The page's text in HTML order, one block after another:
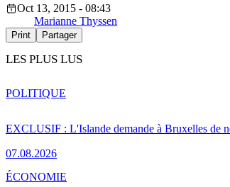
Oct 13, 2015 - 08:43
Marianne Thyssen
Print Partager
LES PLUS LUS
EXCLUSIF : L'Islande demande à Bruxelles de
07.08.2026
POLITIQUE
ÉCONOMIE